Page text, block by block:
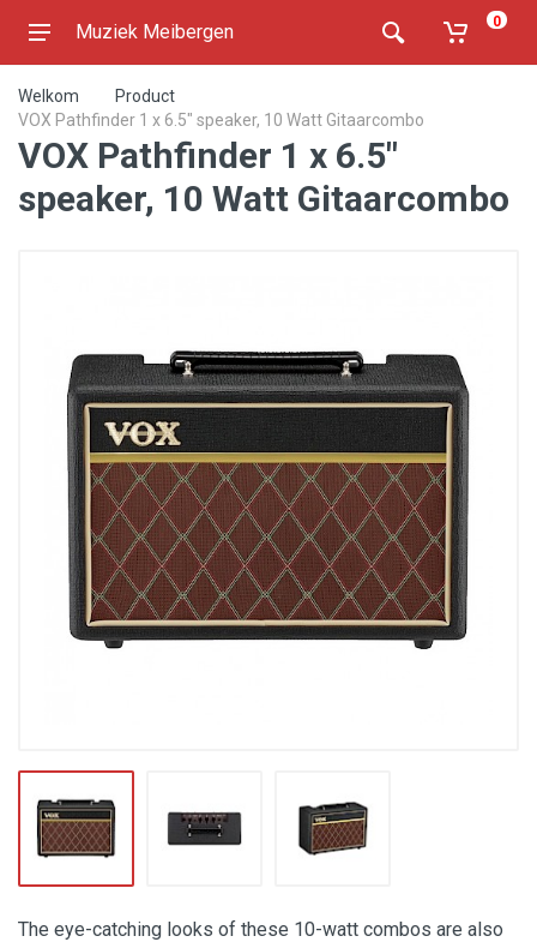
Muziek Meibergen 0
Welkom
Product
VOX Pathfinder 1 x 6.5" speaker, 10 Watt Gitaarcombo
VOX Pathfinder 1 x 6.5"
speaker, 10 Watt Gitaarcombo
The eye-catching looks of these 10-watt combos are also